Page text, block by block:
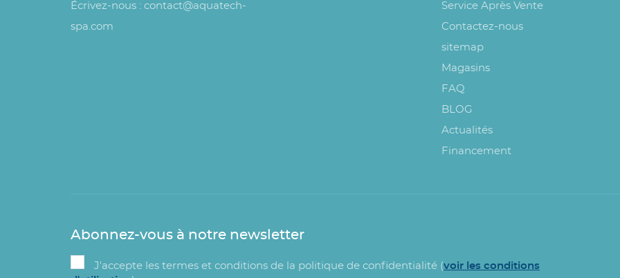
Écrivez-nous : contact@aquatech-
spa.com
Service Après Vente
Contactez-nous
sitemap
Magasins
FAQ
BLOG
Actualités
Financement
Abonnez-vous à notre newsletter
J'accepte les termes et conditions de la politique de confidentialité (voir les conditions